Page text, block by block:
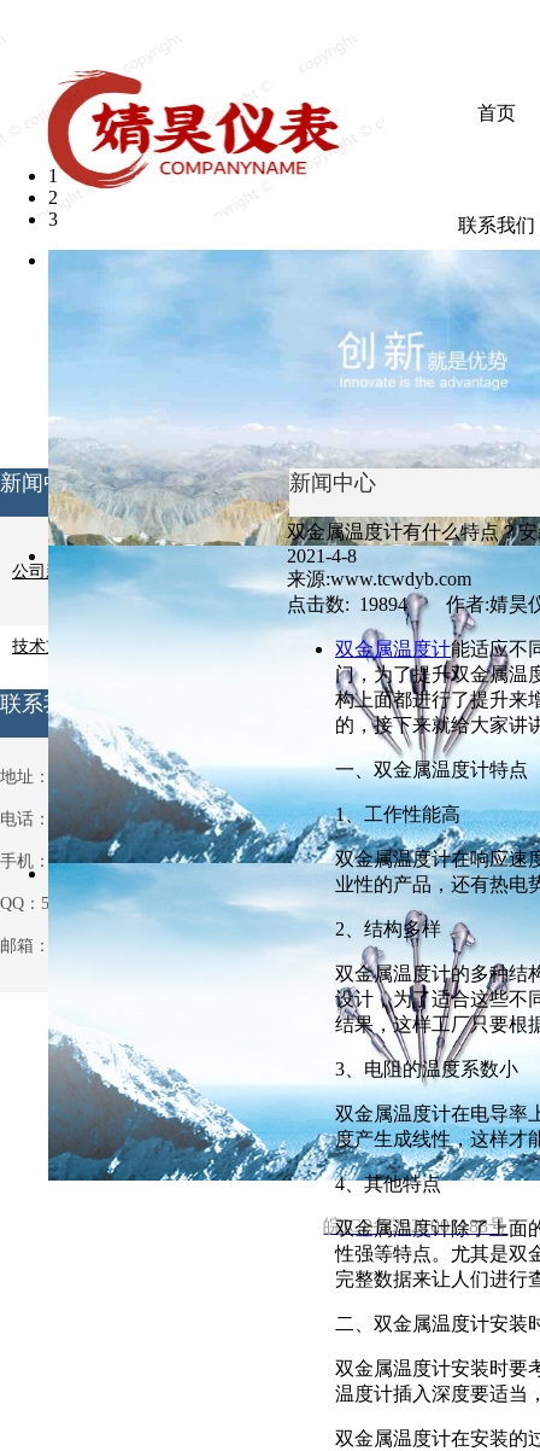
首页
联系我们
1
2
3
新闻中心
公司新闻
技术支持
联系我们
地址：安徽省天长市铜城铜北村
电话：0550-7514063
手机：13721013931
QQ：531970962
邮箱：531970962@qq.com
新闻中心
双金属温度计有什么特点？
2021-4-8
来源:www.tcwdyb.com
点击数: 19894 作者:婧昊
双金属温度计能适应不
门，为了提升双金属温
构上面都进行了提升来
的，接下来就给大家讲
一、双金属温度计特点
1、工作性能高
双金属温度计在响应速
业性的产品，还有热电
2、结构多样
双金属温度计的多种结
设计，为了适合这些不
结果，这样工厂只要根
3、电阻的温度系数小
双金属温度计在电导率
度产生成线性，这样才
4、其他特点
双金属温度计除了上面
性强等特点。尤其是双
完整数据来让人们进行
二、双金属温度计安装
双金属温度计安装时要
温度计插入深度要适当
双金属温度计在安装的
电话 :137 2101 3931 邮箱:
皖ICP备2021001188号
首页 关于公司 新闻中心